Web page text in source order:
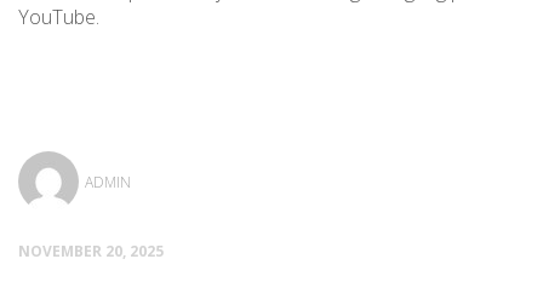
YouTube.
ADMIN
NOVEMBER 20, 2025